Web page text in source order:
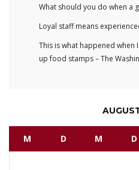
What should you do when a
Loyal staff means
This is what happened
up food stamps – The
M D M D